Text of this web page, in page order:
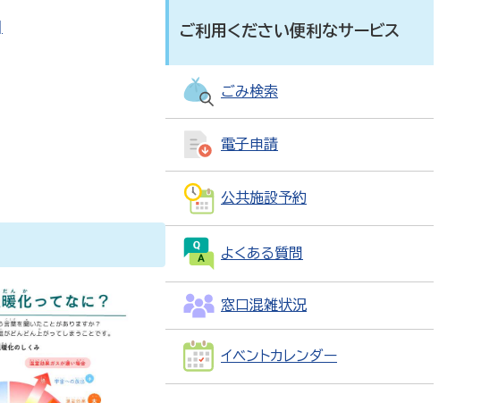
ご利用ください便利なサービス
ごみ検索
電子申請
公共施設予約
よくある質問
窓口混雑状況
イベントカレンダー